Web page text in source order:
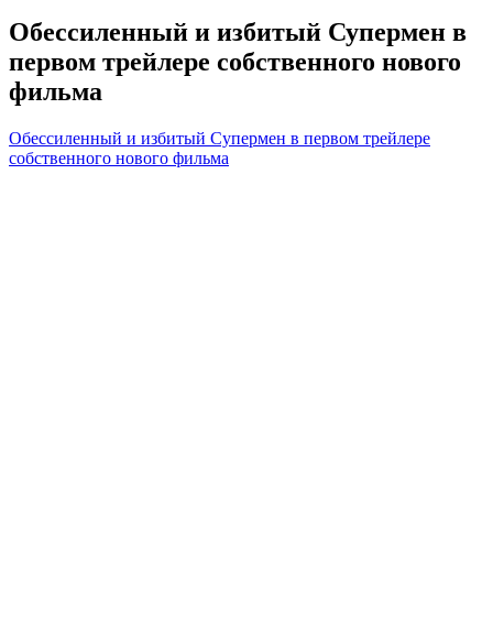
Обессиленный и избитый Супермен в
первом трейлере собственного нового
фильма
Обессиленный и избитый Супермен в первом трейлере
собственного нового фильма